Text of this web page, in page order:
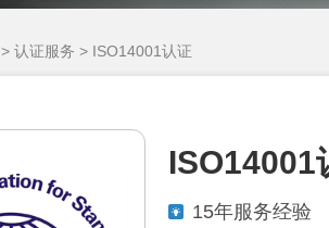
> 认证服务 > ISO14001认证
15年服务经验